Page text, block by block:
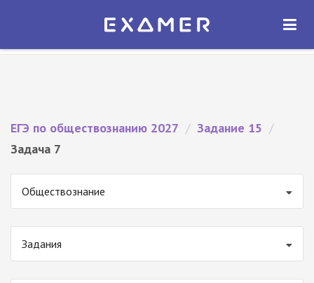
Экзамер — ЕГЭ 2027
ОТКРЫТЬ
ЕГЭ по обществознанию 2027 / Задание 15 /
Задача 7
Обществознание
Задания